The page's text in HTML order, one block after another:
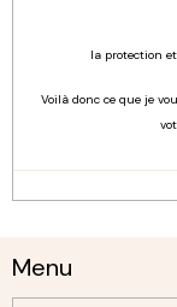
la protection
Voilà donc ce que je
Menu